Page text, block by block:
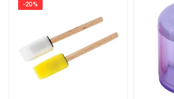
-20%